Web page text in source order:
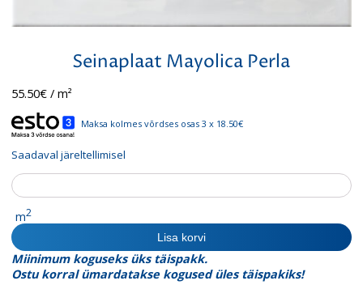
Seinaplaat Mayolica Perla
55.50€/ m²
Maksa kolmes võrdses osas 3 x 18.50€
Saadaval järeltellimisel
Seinaplaat
Mayolica
Perla
kogus
m2
Lisa korvi
Miinimum koguseks üks täispakk.
Ostu korral ümardatakse kogused üles täispakiks!